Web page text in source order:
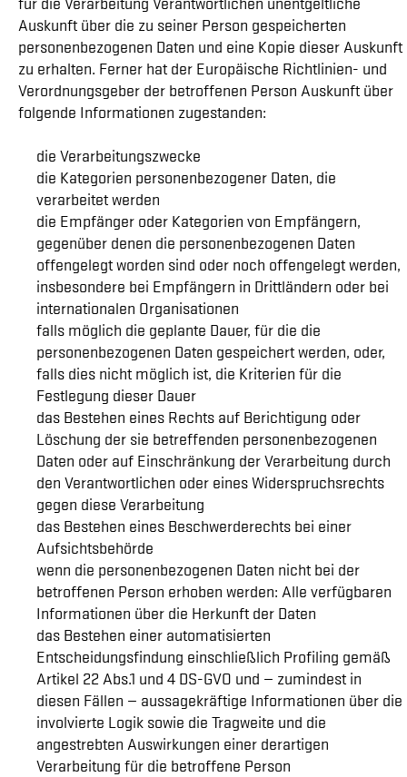
Auskunft über die zu seiner Person gespeicherten
personenbezogenen Daten und eine Kopie dieser Auskunft
zu erhalten. Ferner hat der Europäische Richtlinien- und
Verordnungsgeber der betroffenen Person Auskunft über
folgende Informationen zugestanden:
die Verarbeitungszwecke
die Kategorien personenbezogener Daten, die
verarbeitet werden
die Empfänger oder Kategorien von Empfängern,
gegenüber denen die personenbezogenen Daten
offengelegt worden sind oder noch offengelegt werden,
insbesondere bei Empfängern in Drittländern oder bei
internationalen Organisationen
falls möglich die geplante Dauer, für die die
personenbezogenen Daten gespeichert werden, oder,
falls dies nicht möglich ist, die Kriterien für die
Festlegung dieser Dauer
das Bestehen eines Rechts auf Berichtigung oder
Löschung der sie betreffenden personenbezogenen
Daten oder auf Einschränkung der Verarbeitung durch
den Verantwortlichen oder eines Widerspruchsrechts
gegen diese Verarbeitung
das Bestehen eines Beschwerderechts bei einer
Aufsichtsbehörde
wenn die personenbezogenen Daten nicht bei der
betroffenen Person erhoben werden: Alle verfügbaren
Informationen über die Herkunft der Daten
das Bestehen einer automatisierten
Entscheidungsfindung einschließlich Profiling gemäß
Artikel 22 Abs.1 und 4 DS-GVO und — zumindest in
diesen Fällen — aussagekräftige Informationen über die
involvierte Logik sowie die Tragweite und die
angestrebten Auswirkungen einer derartigen
Verarbeitung für die betroffene Person